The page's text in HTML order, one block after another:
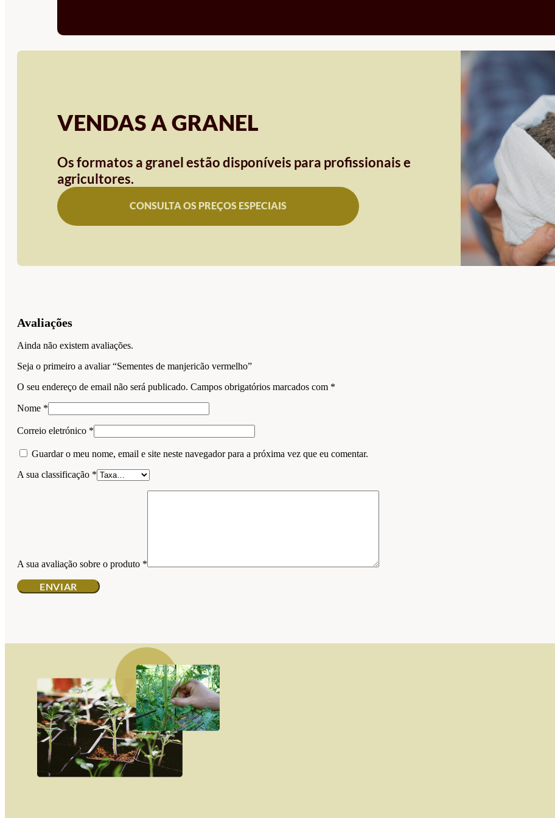
VENDAS A GRANEL
Os formatos a granel estão disponíveis para profissionais e
agricultores.
CONSULTA OS PREÇOS ESPECIAIS
Avaliações
Ainda não existem avaliações.
Seja o primeiro a avaliar “Sementes de manjericão vermelho”
O seu endereço de email não será publicado. Campos obrigatórios marcados com *
Nome *
Correio eletrónico *
Guardar o meu nome, email e site neste navegador para a próxima vez que eu comentar.
A sua classificação *
A sua avaliação sobre o produto *